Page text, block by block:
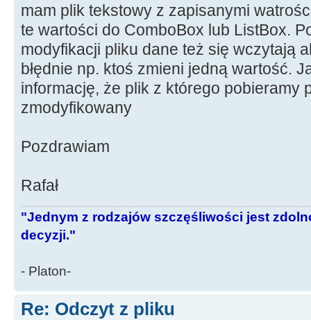
mam plik tekstowy z zapisanymi
te wartości do ComboBox lub ListBox.
modyfikacji pliku dane też się wczytają
błędnie np. ktoś zmieni jedną wartość.
informację, że plik z którego pobieramy
zmodyfikowany
Pozdrawiam
Rafał
"Jednym z rodzajów szczęśliwości jest
decyzji."
- Platon-
Re: Odczyt z pliku